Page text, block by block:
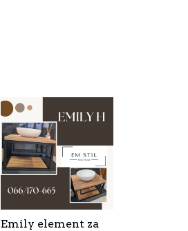
Emily element za